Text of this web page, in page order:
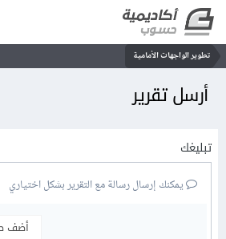
تطوير الواجهات الأمامية
أرسل تقرير
تبليغك
يمكنك إرسال رسالة مع التقرير بشكل اختياري
أضف